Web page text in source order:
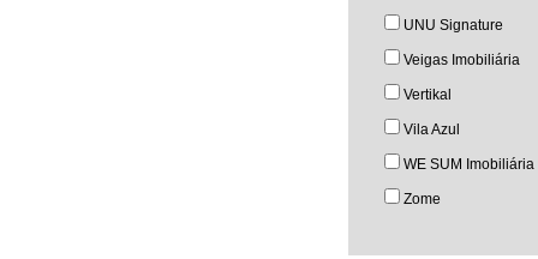
UNU Signature
Veigas Imobiliária
Vertikal
Vila Azul
WE SUM Imobiliária
Zome